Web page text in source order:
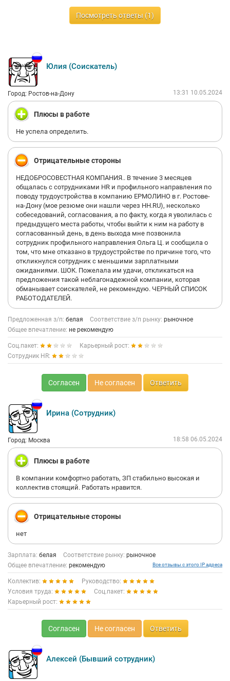
Посмотреть ответы (1)
Юлия (Соискатель)
Город: Ростов-на-Дону 13:31 10.05.2024
Плюсы в работе
Не успела определить.
Отрицательные стороны
НЕДОБРОСОВЕСТНАЯ КОМПАНИЯ.. В течение 3 месяцев
общалась с сотрудниками HR и профильного направления по
поводу трудоустройства в компанию ЕРМОЛИНО в г. Ростове-
на-Дону (мое резюме они нашли через НН.RU), несколько
собеседований, согласования, а по факту, когда я уволилась с
предыдущего места работы, чтобы выйти к ним на работу в
согласованный день, в день выхода мне позвонила
сотрудник профильного направления Ольга Ц. и сообщила о
том, что мне отказано в трудоустройстве по причине того, что
откликнулся сотрудник с меньшими зарплатными
ожиданиями. ШОК. Пожелала им удачи, откликаться на
предложения такой неблагонадежной компании, которая
обманывает соискателей, не рекомендую. ЧЕРНЫЙ СПИСОК
РАБОТОДАТЕЛЕЙ.
Предложенная з/п: белая Соответствие з/п рынку: рыночное
Общее впечатление: не рекомендую
Соц.пакет:
Карьерный рост:
Сотрудник HR:
Согласен Не согласен Ответить
Ирина (Сотрудник)
Город: Москва 18:58 06.05.2024
Плюсы в работе
В компании комфортно работать, ЗП стабильно высокая и
коллектив стоящий. Работать нравится.
Отрицательные стороны
нет
Зарплата: белая Соответствие рынку: рыночное
Общее впечатление: рекомендую Все отзывы с этого IP адреса
Коллектив:
Руководство:
Условия труда:
Соц.пакет:
Карьерный рост:
Согласен Не согласен Ответить
Алексей (Бывший сотрудник)